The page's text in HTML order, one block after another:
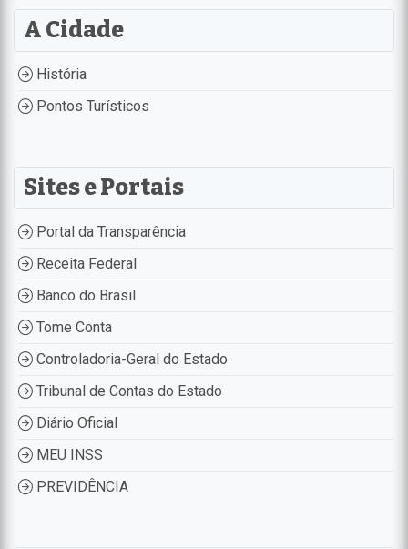
A Cidade
História
Pontos Turísticos
Sites e Portais
Portal da Transparência
Receita Federal
Banco do Brasil
Tome Conta
Controladoria-Geral do Estado
Tribunal de Contas do Estado
Diário Oficial
MEU INSS
PREVIDÊNCIA